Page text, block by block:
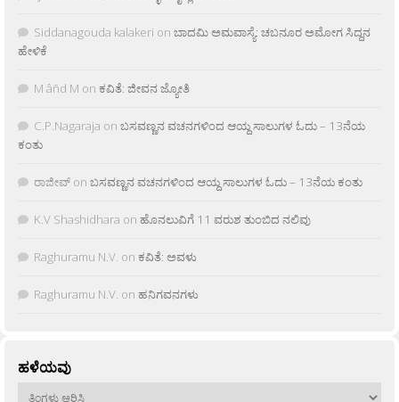
Siddanagouda kalakeri on ಬಾದಮಿ ಅಮವಾಸ್ಯೆ: ಚಬನೂರ ಅಮೋಗ ಸಿದ್ದನ
ಹೇಳಿಕೆ
M âñd M on ಕವಿತೆ: ಜೀವನ ಜ್ಯೋತಿ
C.P.Nagaraja on ಬಸವಣ್ಣನ ವಚನಗಳಿಂದ ಆಯ್ದ ಸಾಲುಗಳ ಓದು – 13ನೆಯ
ಕಂತು
ರಾಜೀವ್ on ಬಸವಣ್ಣನ ವಚನಗಳಿಂದ ಆಯ್ದ ಸಾಲುಗಳ ಓದು – 13ನೆಯ ಕಂತು
K.V Shashidhara on ಹೊನಲುವಿಗೆ 11 ವರುಶ ತುಂಬಿದ ನಲಿವು
Raghuramu N.V. on ಕವಿತೆ: ಅವಳು
Raghuramu N.V. on ಹನಿಗವನಗಳು
ಹಳೆಯವು
ಹಳೆಯವು